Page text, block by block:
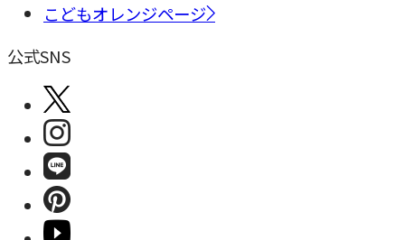
こどもオレンジページ
公式SNS